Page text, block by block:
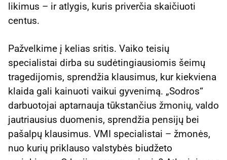
likimus – ir atlygis, kuris priverčia skaičiuoti
centus.
Pažvelkime į kelias sritis. Vaiko teisių
specialistai dirba su sudėtingiausiomis šeimų
tragedijomis, sprendžia klausimus, kur kiekviena
klaida gali kainuoti vaikui gyvenimą. „Sodros“
darbuotojai aptarnauja tūkstančius žmonių, valdo
jautriausius duomenis, sprendžia pensijų bei
pašalpų klausimus. VMI specialistai – žmonės,
nuo kurių priklauso valstybės biudžeto